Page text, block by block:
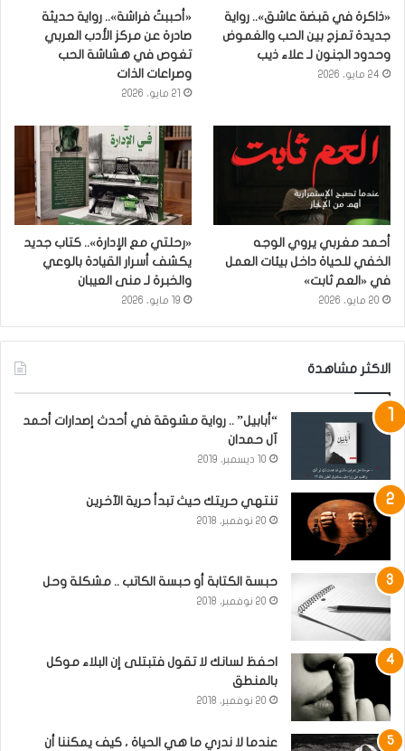
«ذاكرة في قبضة عاشق».. رواية
جديدة تمزج بين الحب والغموض
وحدود الجنون لـ علاء ذيب
24 مايو، 2026
«أحببتُ فراشة».. رواية حديثة
صادرة عن مركز الأدب العربي
تغوص في هشاشة الحب
وصراعات الذات
21 مايو، 2026
أحمد مغربي يروي الوجه
الخفي للحياة داخل بيئات العمل
في «العم ثابت»
20 مايو، 2026
«رحلتي مع الإدارة».. كتاب جديد
يكشف أسرار القيادة بالوعي
والخبرة لـ منى العيبان
19 مايو، 2026
الاكثر مشاهدة
“أبابيل” .. رواية مشوقة في أحدث إصدارات أحمد
آل حمدان
10 ديسمبر، 2019
تنتهي حريتك حيث تبدأ حرية الآخرين
20 نوفمبر، 2018
حبسة الكتابة أو حبسة الكاتب .. مشكلة وحل
20 نوفمبر، 2018
احفظ لسانك لا تقول فتبتلى إن البلاء موكل
بالمنطق
20 نوفمبر، 2018
عندما لا ندري ما هي الحياة ، كيف يمكننا أن